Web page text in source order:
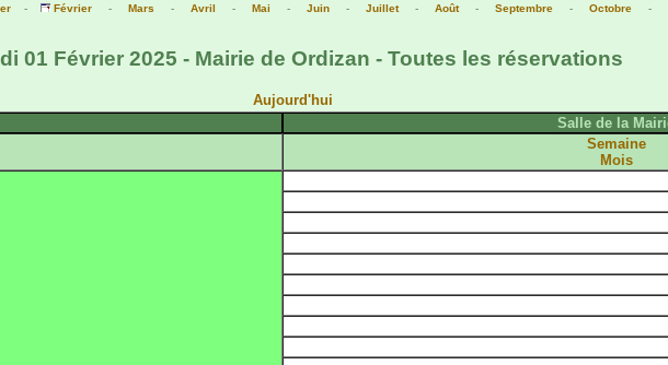
- Février - Mars - Avril - Mai - Juin - Juillet- Août- Septembre - Octobre -
01 Février 2025 - Mairie de Ordizan - Toutes les réservations
Aujourd'hui
Salle de la
Semaine
Mois